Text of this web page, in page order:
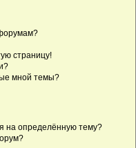
страницу!
мной темы?
на определённую тему?